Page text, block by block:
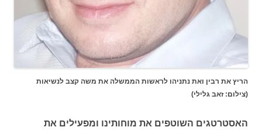
הריץ את רבין ואת נתניהו לראשות הממשלה את משה קצב לנשיאות
(צילום: זאב גלילי)
האסטרטגים השוטפים את מוחותינו ומפעילים את